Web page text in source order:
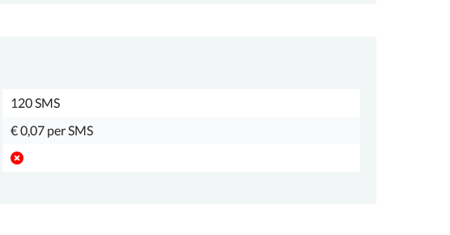
120 SMS
€ 0,07 per SMS